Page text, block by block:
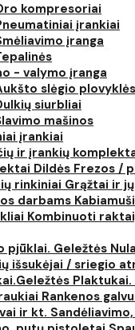
kompresoriai
įrankiai
įranga
- valymo įranga
slėgio plovyklės
siurbliai
mašinos
įrankiai
ir įrankių
Dildės Frezos /
rinkiniai Grąžtai ir
darbams
Kombinuoti
pjūklai. Geležtės
išsukėjai / sriegio
Plaktukai.
Rankenos
ir kt.